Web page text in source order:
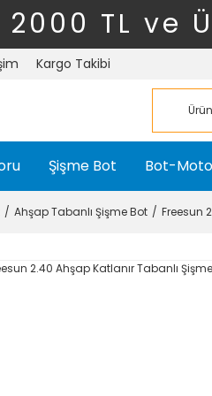
2000 TL ve
Kargo Takibi
Şişme Bot Bot-
Ahşap Tabanlı Şişme Bot Freesun